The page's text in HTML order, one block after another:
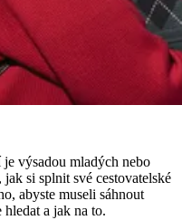
je výsadou mladých nebo
si splnit své cestovatelské
abyste museli sáhnout
a jak na to.